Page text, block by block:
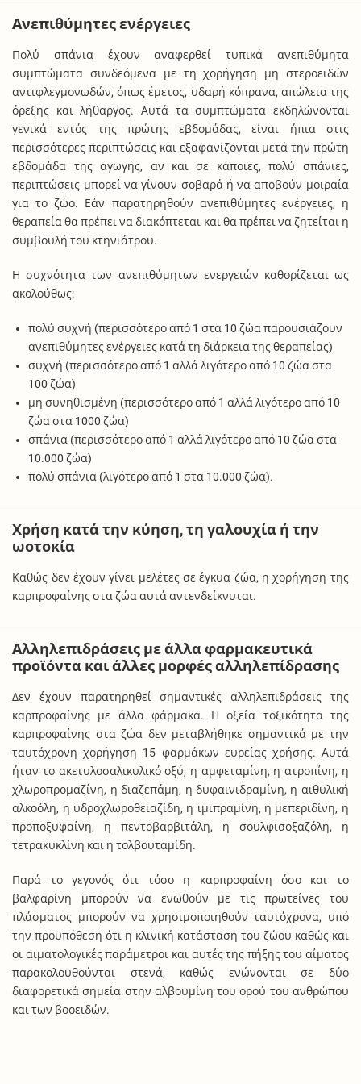
Ανεπιθύμητες ενέργειες
Πολύ σπάνια έχουν αναφερθεί τυπικά ανεπιθύμητα
συμπτώματα συνδεόμενα με τη χορήγηση μη στεροειδών
αντιφλεγμονωδών, όπως έμετος, υδαρή κόπρανα, απώλεια της
όρεξης και λήθαργος. Αυτά τα συμπτώματα εκδηλώνονται
γενικά εντός της πρώτης εβδομάδας, είναι ήπια στις
περισσότερες περιπτώσεις και εξαφανίζονται μετά την πρώτη
εβδομάδα της αγωγής, αν και σε κάποιες, πολύ σπάνιες,
περιπτώσεις μπορεί να γίνουν σοβαρά ή να αποβούν μοιραία
για το ζώο. Εάν παρατηρηθούν ανεπιθύμητες ενέργειες, η
θεραπεία θα πρέπει να διακόπτεται και θα πρέπει να ζητείται η
συμβουλή του κτηνιάτρου.
Η συχνότητα των ανεπιθύμητων ενεργειών καθορίζεται ως
ακολούθως:
πολύ συχνή (περισσότερο από 1 στα 10 ζώα παρουσιάζουν
ανεπιθύμητες ενέργειες κατά τη διάρκεια της θεραπείας)
συχνή (περισσότερο από 1 αλλά λιγότερο από 10 ζώα στα
100 ζώα)
μη συνηθισμένη (περισσότερο από 1 αλλά λιγότερο από 10
ζώα στα 1000 ζώα)
σπάνια (περισσότερο από 1 αλλά λιγότερο από 10 ζώα στα
10.000 ζώα)
πολύ σπάνια (λιγότερο από 1 στα 10.000 ζώα).
Χρήση κατά την κύηση, τη γαλουχία ή την
ωοτοκία
Καθώς δεν έχουν γίνει μελέτες σε έγκυα ζώα, η χορήγηση της
καρπροφαίνης στα ζώα αυτά αντενδείκνυται.
Αλληλεπιδράσεις με άλλα φαρμακευτικά
προϊόντα και άλλες μορφές αλληλεπίδρασης
Δεν έχουν παρατηρηθεί σημαντικές αλληλεπιδράσεις της
καρπροφαίνης με άλλα φάρμακα. Η οξεία τοξικότητα της
καρπροφαίνης στα ζώα δεν μεταβλήθηκε σημαντικά με την
ταυτόχρονη χορήγηση 15 φαρμάκων ευρείας χρήσης. Αυτά
ήταν το ακετυλοσαλικυλικό οξύ, η αμφεταμίνη, η ατροπίνη, η
χλωροπρομαζίνη, η διαζεπάμη, η δυφαινιδραμίνη, η αιθυλική
αλκοόλη, η υδροχλωροθειαζίδη, η ιμιπραμίνη, η μεπεριδίνη, η
προποξυφαίνη, η πεντοβαρβιτάλη, η σουλφισοξαζόλη, η
τετρακυκλίνη και η τολβουταμίδη.
Παρά το γεγονός ότι τόσο η καρπροφαίνη όσο και το
βαλφαρίνη μπορούν να ενωθούν με τις πρωτείνες του
πλάσματος μπορούν να χρησιμοποιηθούν ταυτόχρονα, υπό
την προϋπόθεση ότι η κλινική κατάσταση του ζώου καθώς και
οι αιματολογικές παράμετροι και αυτές της πήξης του αίματος
παρακολουθούνται στενά, καθώς ενώνονται σε δύο
διαφορετικά σημεία στην αλβουμίνη του ορού του ανθρώπου
και των βοοειδών.